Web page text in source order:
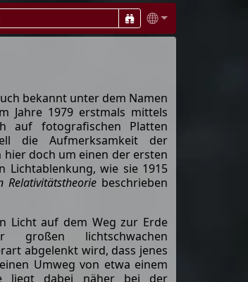
bekannt unter dem Namen
Jahre 1979 erstmals mittels
auf fotografischen Platten
die Aufmerksamkeit der
hier doch um einen der ersten
Lichtablenkung, wie sie 1915
Relativitätstheoriebeschrieben
Licht auf dem Weg zur Erde
großen lichtschwachen
abgelenkt wird, dass jenes
Umweg von etwa einem
liegt dabei näher bei der